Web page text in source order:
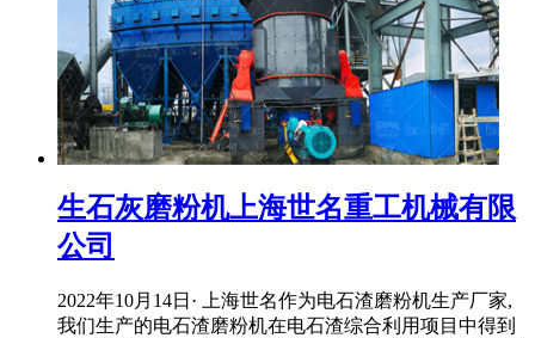
生石灰磨粉机上海世名重工机械有限
公司
2022年10月14日· 上海世名作为电石渣磨粉机生产厂家,
我们生产的电石渣磨粉机在电石渣综合利用项目中得到